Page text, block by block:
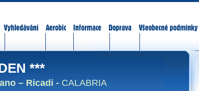
***
– Ricadi - CALABRIA